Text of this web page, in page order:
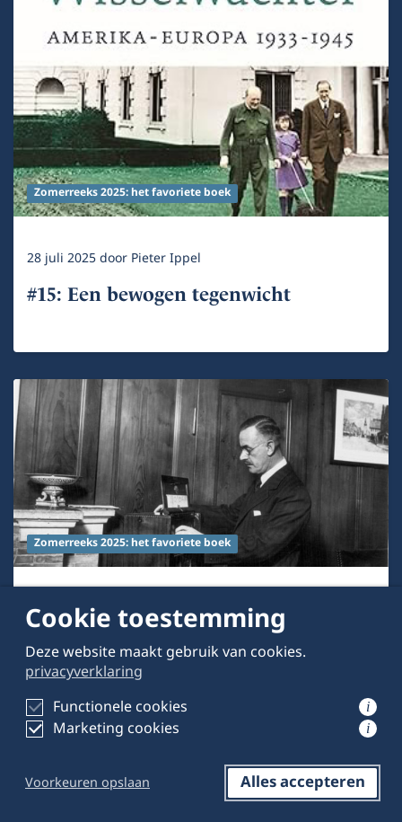
Opslaan Delen op LinkedIn Reageren
Zomerreeks 2025: het favoriete boek
28 juli 2025door Pieter Ippel
#15: Een bewogen tegenwicht
Zomerreeks 2025: het favoriete boek
23 juli 2025 door Gijsbert Vonk
#14: De Toverberg als rechtsstatelijk
sanatorium
Cookie toestemming
Deze website maakt gebruik van cookies.
privacyverklaring
Functionele cookies
i
Marketing cookies i
Voorkeuren opslaan Alles accepteren